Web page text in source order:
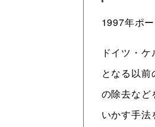
1997年ポー
ドイツ・
となる以
の除去など
いかす手